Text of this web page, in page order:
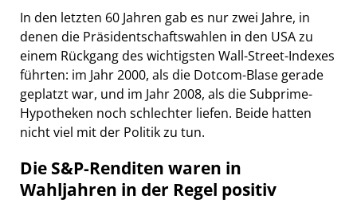
In den letzten 60 Jahren gab es nur zwei Jahre, in
denen die Präsidentschaftswahlen in den USA zu
einem Rückgang des wichtigsten Wall-Street-Indexes
führten: im Jahr 2000, als die Dotcom-Blase gerade
geplatzt war, und im Jahr 2008, als die Subprime-
Hypotheken noch schlechter liefen. Beide hatten
nicht viel mit der Politik zu tun.
Die S&P-Renditen waren in
Wahljahren in der Regel positiv